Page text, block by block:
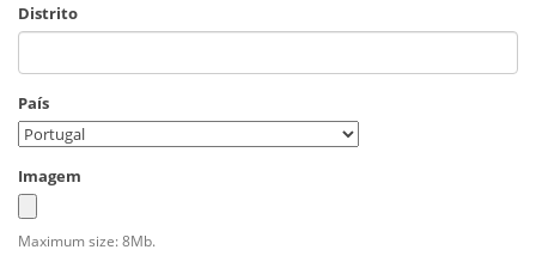
Distrito
País
Imagem
Maximum size: 8Mb.